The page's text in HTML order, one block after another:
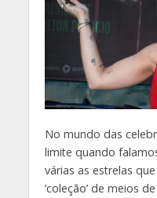
No mundo das
limite quando
várias as estrelas
‘coleção’ de meios